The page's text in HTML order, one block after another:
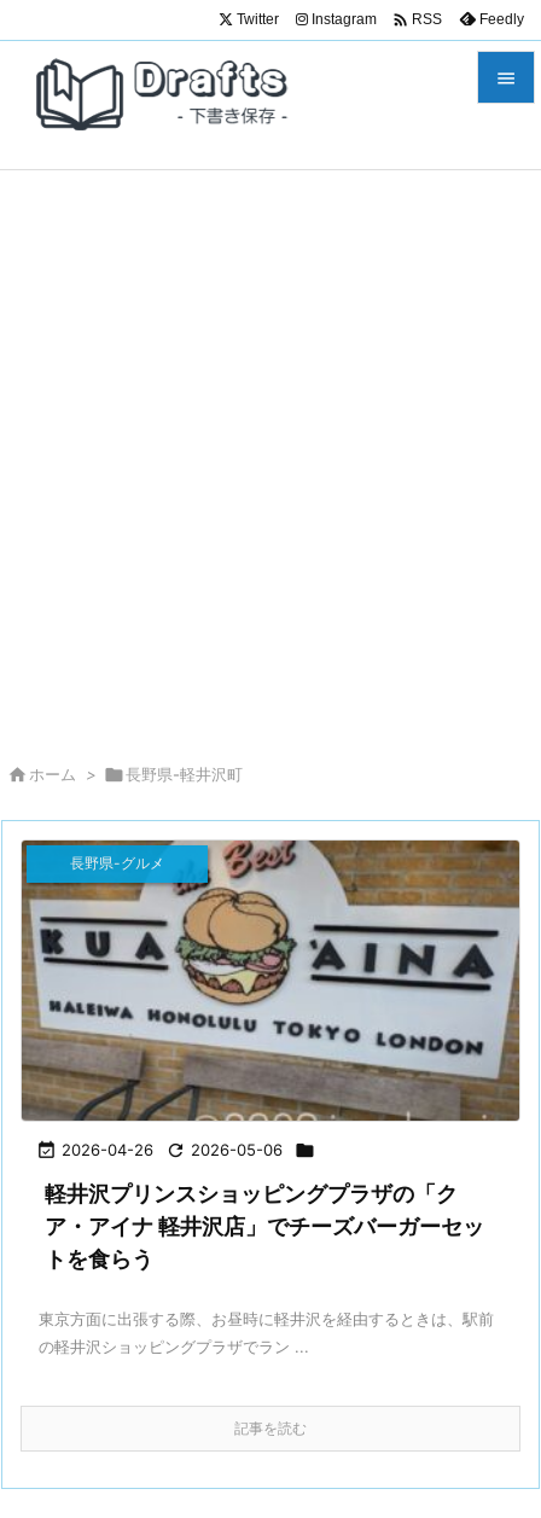

Twitter Instagram  RSS Feedly
 ホーム > 長野県-軽井沢町
 2026-04-26  2026-05-06 
長野県-グルメ
軽井沢プリンスショッピングプラザの「ク
ア・アイナ 軽井沢店」でチーズバーガーセッ
トを食らう
東京方面に出張する際、お昼時に軽井沢を経由するときは、駅前
の軽井沢ショッピングプラザでラン ...
記事を読む